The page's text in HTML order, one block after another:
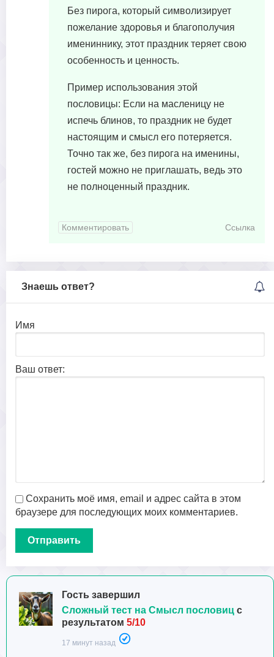
Без пирога, который символизирует
пожелание здоровья и благополучия
имениннику, этот праздник теряет свою
особенность и ценность.
Пример использования этой
пословицы: Если на масленицу не
испечь блинов, то праздник не будет
настоящим и смысл его потеряется.
Точно так же, без пирога на именины,
гостей можно не приглашать, ведь это
не полноценный праздник.
Комментировать Ссылка
Знаешь ответ?
Имя
Ваш ответ:
Сохранить моё имя, email и адрес сайта в этом
браузере для последующих моих комментариев.
Гость завершил
Сложный тест на Смысл пословиц с
результатом 5/10
17 минут назад